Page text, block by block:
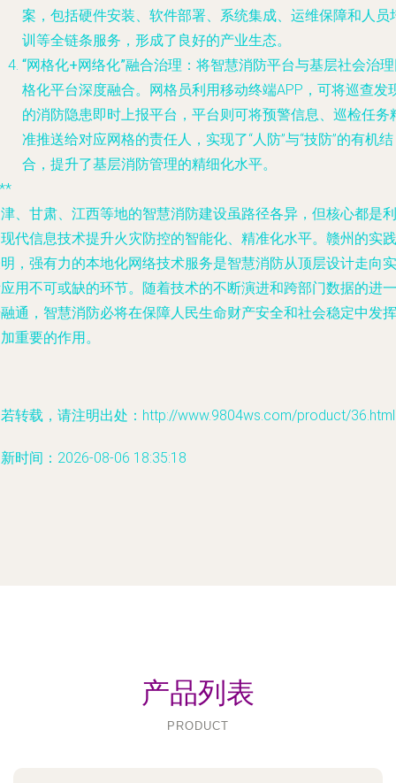
案，包括硬件安装、软件部署、系统集成、运维保障和人员
训等全链条服务，形成了良好的产业生态。
“网格化+网络化”融合治理 ：将智慧消防平台与基层社会治
格化平台深度融合。网格员利用移动终端APP，可将巡查发
的消防隐患即时上报平台，平台则可将预警信息、巡检任务
准推送给对应网格的责任人，实现了“人防”与“技防”的有机结
合，提升了基层消防管理的精细化水平。
、甘肃、江西等地的智慧消防建设虽路径各异，但核心都是利
代信息技术提升火灾防控的智能化、精准化水平。赣州的实践
，强有力的本地化网络技术服务是智慧消防从顶层设计走向实
用不可或缺的环节。随着技术的不断演进和跨部门数据的进一
通，智慧消防必将在保障人民生命财产安全和社会稳定中发挥
重要的作用。
转载，请注明出处：http://www.9804ws.com/product/36.html
时间：2026-08-06 18:35:18
产品列表
PRODUCT